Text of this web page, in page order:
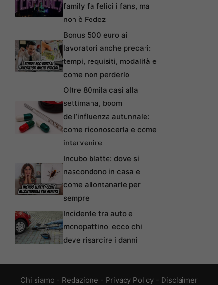
family fa felici i fans, ma
non è Fedez
Bonus 500 euro ai
lavoratori anche precari:
tempi, requisiti, modalità e
come non perderlo
Oltre 80mila casi alla
settimana, boom
dell’influenza autunnale:
come riconoscerla e come
intervenire
Incubo blatte: dove si
nascondono in casa e
come allontanarle per
sempre
Incidente tra auto e
monopattino: ecco chi
deve risarcire i danni
Chi siamo - Redazione - Privacy Policy - Disclaimer